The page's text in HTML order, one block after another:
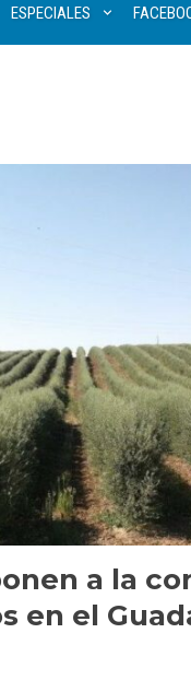
ESPECIALES
a la
en el